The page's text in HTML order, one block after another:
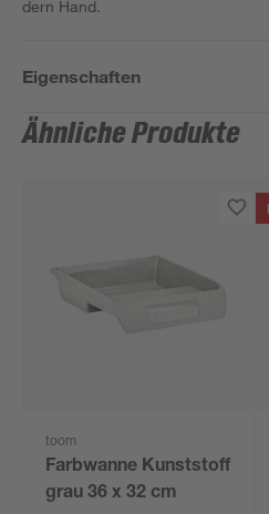
dern Hand.
Eigenschaften
Ähnliche Produkte
toom
Farbwanne Kunststoff
grau 36 x 32 cm